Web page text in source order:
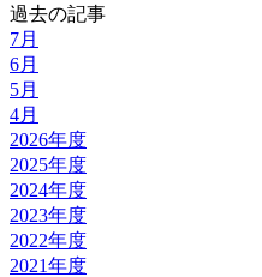
過去の記事
7月
6月
5月
4月
2026年度
2025年度
2024年度
2023年度
2022年度
2021年度